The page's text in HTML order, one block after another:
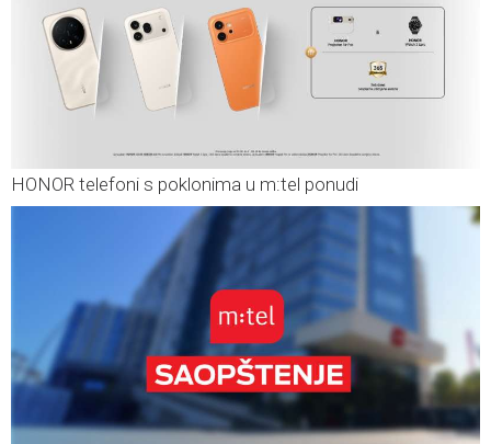
HONOR telefoni s poklonima u m:tel ponudi